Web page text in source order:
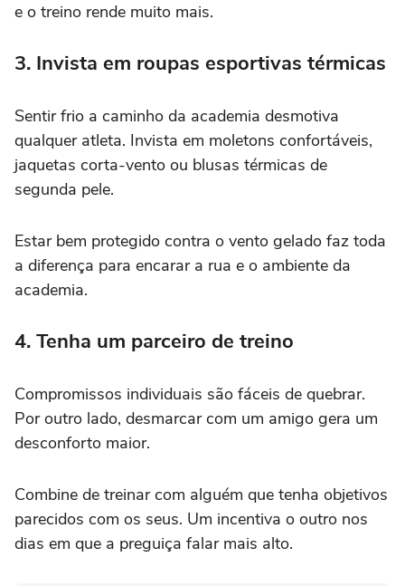
e o treino rende muito mais.
3. Invista em roupas esportivas térmicas
Sentir frio a caminho da academia desmotiva
qualquer atleta. Invista em moletons confortáveis,
jaquetas corta-vento ou blusas térmicas de
segunda pele.
Estar bem protegido contra o vento gelado faz toda
a diferença para encarar a rua e o ambiente da
academia.
4. Tenha um parceiro de treino
Compromissos individuais são fáceis de quebrar.
Por outro lado, desmarcar com um amigo gera um
desconforto maior.
Combine de treinar com alguém que tenha objetivos
parecidos com os seus. Um incentiva o outro nos
dias em que a preguiça falar mais alto.